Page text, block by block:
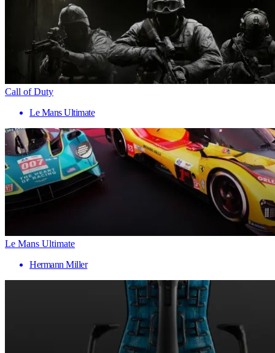
Call of Duty
Le Mans Ultimate
Le Mans Ultimate
Hermann Miller